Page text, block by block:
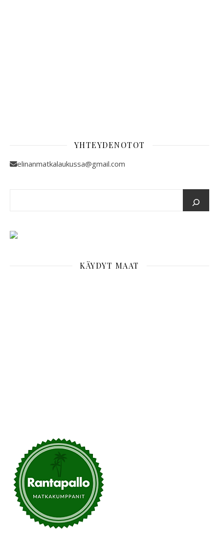
YHTEYDENOTOT
elinanmatkalaukussa@gmail.com
KÄYDYT MAAT